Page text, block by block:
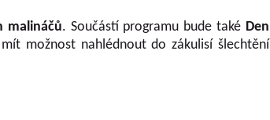
malináčů. Součástí programu bude také Den
možnost nahlédnout do zákulisí šlechtění